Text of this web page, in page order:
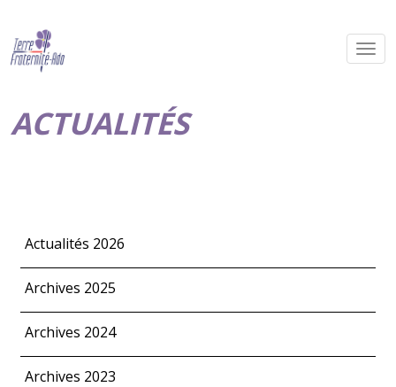
ACTUALITÉS
Actualités 2026
Archives 2025
Archives 2024
Archives 2023